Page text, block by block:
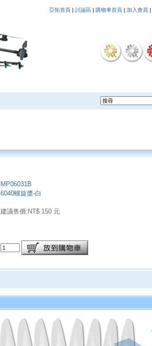
亞拓首頁 | 討論區 | 購物車首頁 | 加入會員 |
MP06031B
6040螺旋槳-白
建議售價:NT$ 150 元